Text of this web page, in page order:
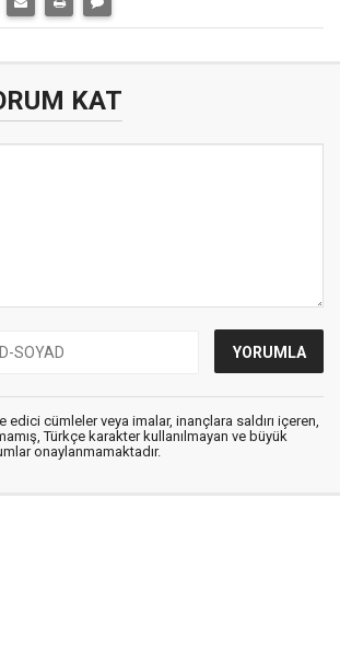
KAT
edici cümleler veya imalar, inançlara saldırı içeren,
Türkçe karakter kullanılmayan ve büyük
onaylanmamaktadır.